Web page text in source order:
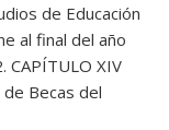
de Educación
al final del año
CAPÍTULO XIV
de Becas del